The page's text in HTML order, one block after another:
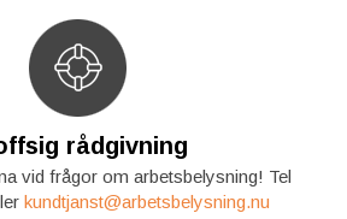
rådgivning
vid frågor om arbetsbelysning! Tel
kundtjanst@arbetsbelysning.nu